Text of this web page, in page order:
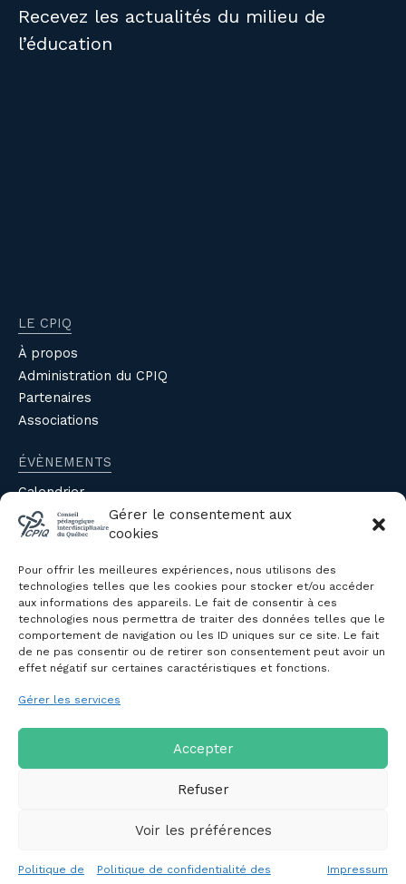
Gérer le consentement aux
cookies
Pour offrir les meilleures expériences, nous utilisons des
technologies telles que les cookies pour stocker et/ou accéder
aux informations des appareils. Le fait de consentir à ces
technologies nous permettra de traiter des données telles que le
comportement de navigation ou les ID uniques sur ce site. Le fait
de ne pas consentir ou de retirer son consentement peut avoir un
effet négatif sur certaines caractéristiques et fonctions.
Gérer les services
Accepter
Refuser
Voir les préférences
Politique de
Politique de confidentialité des
Impressum
Recevez les actualités du milieu de
l’éducation
LE CPIQ
À propos
Administration du CPIQ
Partenaires
Associations
ÉVÈNEMENTS
Calendrier
Évènements du CPIQ
Revue
Avis et mémoires
Autres publications
NOUS JOINDRE
Politique de confidentialité des
Politique de cookies (CA)
Copyright © 2026 Conseil pédagogique interdisciplinaire du